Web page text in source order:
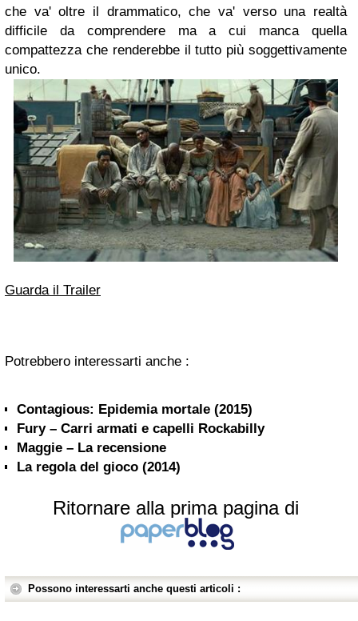
che va' oltre il drammatico, che va' verso una realtà
difficile da comprendere ma a cui manca quella
compattezza che renderebbe il tutto più soggettivamente
unico.
Guarda il Trailer
Potrebbero interessarti anche :
Contagious: Epidemia mortale (2015)
Fury – Carri armati e capelli Rockabilly
Maggie – La recensione
La regola del gioco (2014)
Ritornare alla prima pagina di
Possono interessarti anche questi articoli :